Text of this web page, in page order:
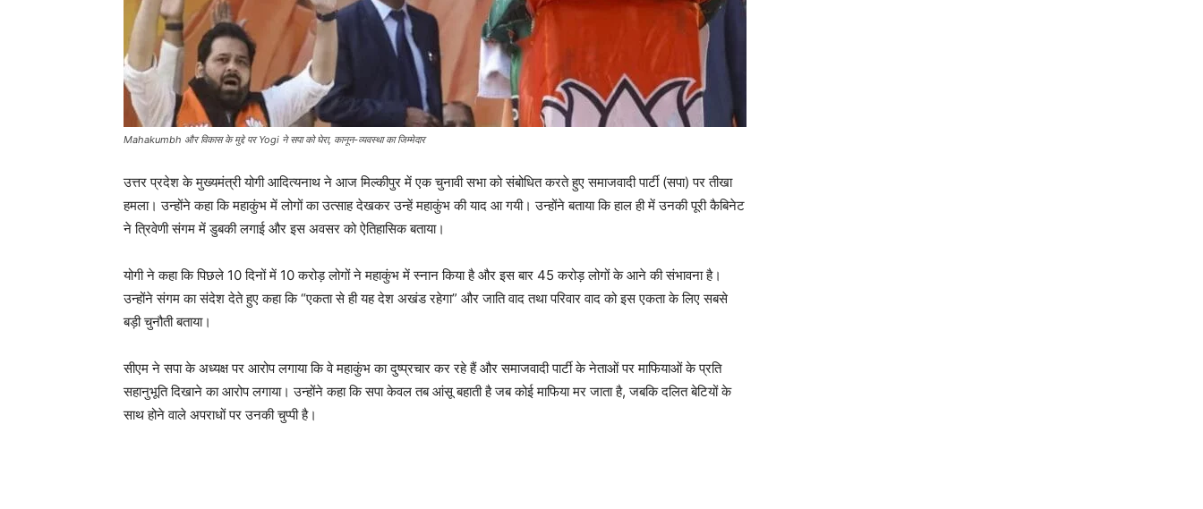
Mahakumbh और विकास के मुद्दे पर Yogi ने सपा को घेरा, कानून-व्यवस्था का जिम्मेदार
उत्तर प्रदेश के मुख्यमंत्री योगी आदित्यनाथ ने आज मिल्कीपुर में एक चुनावी सभा को संबोधित करते हुए समाजवादी पार्टी (सपा) पर तीखा
हमला। उन्होंने कहा कि महाकुंभ में लोगों का उत्साह देखकर उन्हें महाकुंभ की याद आ गयी। उन्होंने बताया कि हाल ही में उनकी पूरी कैबिनेट
ने त्रिवेणी संगम में डुबकी लगाई और इस अवसर को ऐतिहासिक बताया।
योगी ने कहा कि पिछले 10 दिनों में 10 करोड़ लोगों ने महाकुंभ में स्नान किया है और इस बार 45 करोड़ लोगों के आने की संभावना है।
उन्होंने संगम का संदेश देते हुए कहा कि “एकता से ही यह देश अखंड रहेगा” और जाति वाद तथा परिवार वाद को इस एकता के लिए सबसे
बड़ी चुनौती बताया।
सीएम ने सपा के अध्यक्ष पर आरोप लगाया कि वे महाकुंभ का दुष्प्रचार कर रहे हैं और समाजवादी पार्टी के नेताओं पर माफियाओं के प्रति
सहानुभूति दिखाने का आरोप लगाया। उन्होंने कहा कि सपा केवल तब आंसू बहाती है जब कोई माफिया मर जाता है, जबकि दलित बेटियों के
साथ होने वाले अपराधों पर उनकी चुप्पी है।